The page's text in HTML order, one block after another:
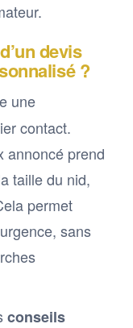
devis
?
une
contact.
annoncé prend
taille du nid,
permet
sans
conseils